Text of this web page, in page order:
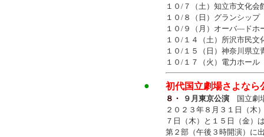
１０/７（土）知立市文化会
１０/８（日）グランシップ
１０/９（月）オーバ―ドホ
１０/１４（土）所沢市民文
１０/１５（日）神奈川県立
１０/１７（火）電力ホール
● 初代国立劇場さよな
８・ ９月東京公演 国立劇
２０２３年８月３１日（
７日（木）と１５日（金）
第２部（午後３時開演）に